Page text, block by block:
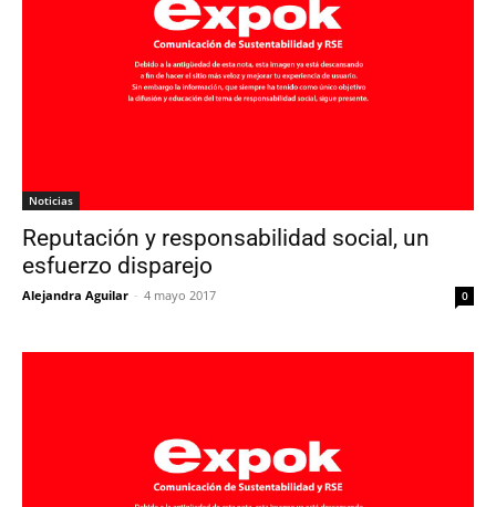
Noticias
Reputación y responsabilidad social, un
esfuerzo disparejo
Alejandra Aguilar - 4 mayo 2017 0